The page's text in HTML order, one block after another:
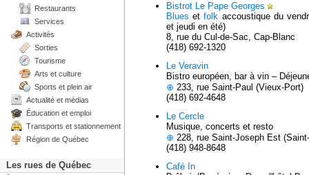
Bistrot Le Pape Georges
Blues etfolk accoustique du
et jeudi en été)
8, rue du Cul-de-Sac, Cap-Blanc
(418) 692-1320
Le Veravin
Bistro européen, bar à vin –
⊕ 233, rue Saint-Paul (Vieux-Port)
(418) 692-4648
Le Cercle
Musique, concerts et resto
⊕ 228, rue Saint-Joseph Est
(418) 948-8648
Café In
Restaurants
Services
Activités
Sorties
Tourisme
Arts et culture
Sports et plein air
Actualité et médias
Éducation et emploi
Transports et stationnement
Région de Québec
Les rues de Québec